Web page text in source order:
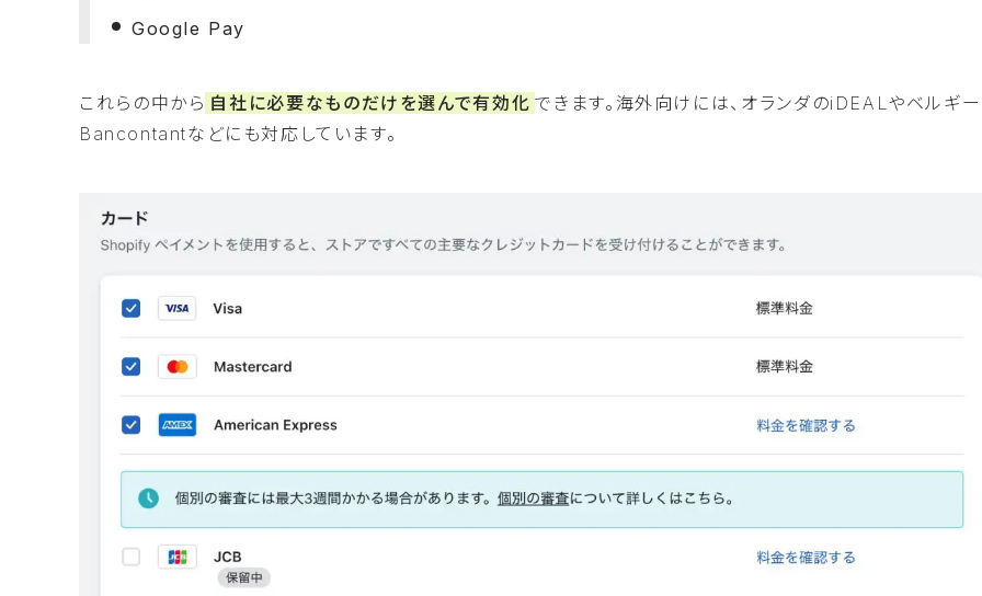
Google Pay
これらの中から 自社に必要なものだけを選んで有効化 できます。海外向けには、オランダのiDEALやベルギ
Bancontantなどにも対応しています。